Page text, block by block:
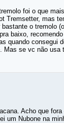
foi o que
Tremsetter, mas
o tremolo
baixo,
quando consegui
Mas se vc não usa
Acho que
um Nubone na